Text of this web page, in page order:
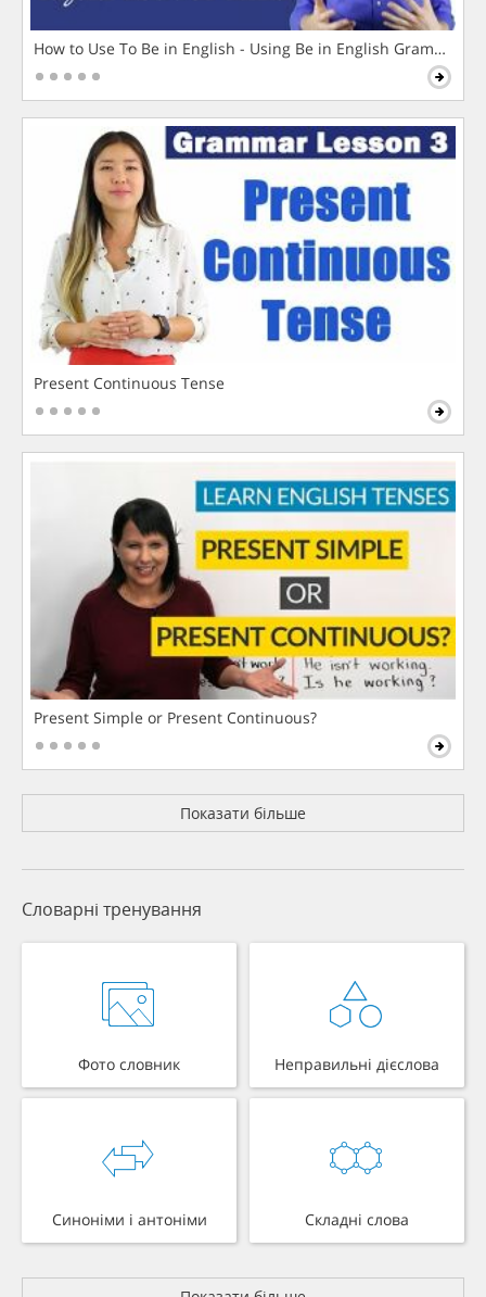
How to Use To Be in English - Using Be in English Grammar
Present Continuous Tense
Present Simple or Present Continuous?
Показати більше
Словарні тренування
Фото словник Неправильні дієслова
Синоніми і антоніми Складні слова